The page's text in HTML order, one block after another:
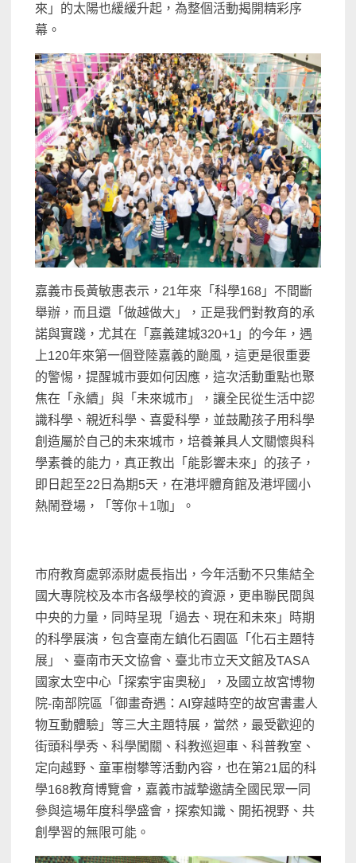
來」的太陽也緩緩升起，為整個活動揭開精彩序
幕。
嘉義市長黃敏惠表示，21年來「科學168」不間斷
舉辦，而且還「做越做大」，正是我們對教育的承
諾與實踐，尤其在「嘉義建城320+1」的今年，遇
上120年來第一個登陸嘉義的颱風，這更是很重要
的警惕，提醒城市要如何因應，這次活動重點也聚
焦在「永續」與「未來城市」，讓全民從生活中認
識科學、親近科學、喜愛科學，並鼓勵孩子用科學
創造屬於自己的未來城市，培養兼具人文關懷與科
學素養的能力，真正教出「能影響未來」的孩子，
即日起至22日為期5天，在港坪體育館及港坪國小
熱鬧登場，「等你＋1咖」。
市府教育處郭添財處長指出，今年活動不只集結全
國大專院校及本市各級學校的資源，更串聯民間與
中央的力量，同時呈現「過去、現在和未來」時期
的科學展演，包含臺南左鎮化石園區「化石主題特
展」、臺南市天文協會、臺北市立天文館及TASA
國家太空中心「探索宇宙奧秘」，及國立故宮博物
院-南部院區「御畫奇遇：AI穿越時空的故宮書畫人
物互動體驗」等三大主題特展，當然，最受歡迎的
街頭科學秀、科學闖關、科教巡迴車、科普教室、
定向越野、童軍樹攀等活動內容，也在第21屆的科
學168教育博覽會，嘉義市誠摯邀請全國民眾一同
參與這場年度科學盛會，探索知識、開拓視野、共
創學習的無限可能。